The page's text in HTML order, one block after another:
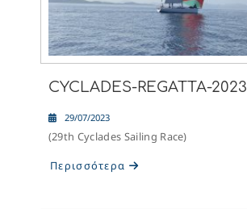
CYCLADES-REGATTA-2023
29/07/2023
(29th Cyclades Sailing Race)
Περισσότερα